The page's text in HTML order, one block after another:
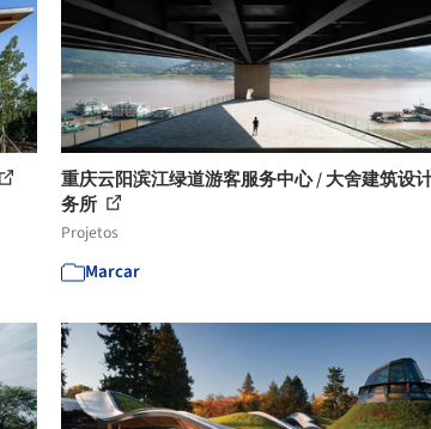
重庆云阳滨江绿道游客服务中心 / 大舍建筑设
务所
Projetos
Marcar